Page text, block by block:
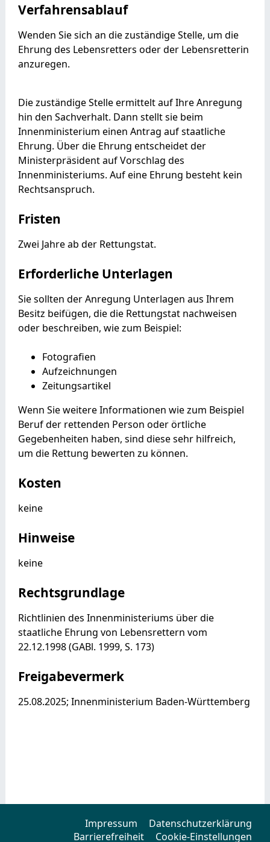
Verfahrensablauf
Wenden Sie sich an die zuständige Stelle, um die
Ehrung des Lebensretters oder der Lebensretterin
anzuregen.
Die zuständige Stelle ermittelt auf Ihre Anregung
hin den Sachverhalt. Dann stellt sie beim
Innenministerium einen Antrag auf staatliche
Ehrung. Über die Ehrung entscheidet der
Ministerpräsident auf Vorschlag des
Innenministeriums. Auf eine Ehrung besteht kein
Rechtsanspruch.
Fristen
Zwei Jahre ab der Rettungstat.
Erforderliche Unterlagen
Sie sollten der Anregung Unterlagen aus Ihrem
Besitz beifügen, die die Rettungstat nachweisen
oder beschreiben, wie zum Beispiel:
Fotografien
Aufzeichnungen
Zeitungsartikel
Wenn Sie weitere Informationen wie zum Beispiel
Beruf der rettenden Person oder örtliche
Gegebenheiten haben, sind diese sehr hilfreich,
um die Rettung bewerten zu können.
Kosten
keine
Hinweise
keine
Rechtsgrundlage
Richtlinien des Innenministeriums über die
staatliche Ehrung von Lebensrettern vom
22.12.1998 (GABl. 1999, S. 173)
Freigabevermerk
25.08.2025; Innenministerium Baden-Württemberg
Impressum
Datenschutzerklärung
Barrierefreiheit
Cookie-Einstellungen